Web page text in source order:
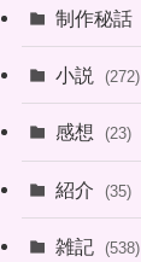
制作秘話
小説 (272)
感想 (23)
紹介 (35)
雑記 (538)